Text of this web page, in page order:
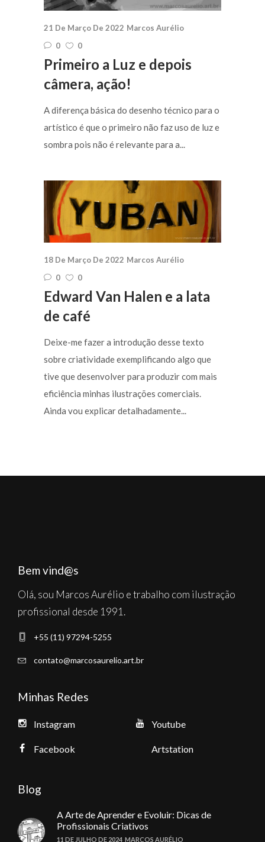
21 De Março De 2022 Marcos Aurélio
0
0
Primeiro a Luz e depois
câmera, ação!
A diferença básica do desenho técnico para o
artístico é que o primeiro não faz uso de luz e
sombra pois não é relevante para a...
18 De Março De 2022 Marcos Aurélio
0
0
Edward Van Halen e a lata
de café
Deixe-me fazer a introdução desse texto
sobre criatividade exemplificando algo que
tive que desenvolver para produzir com mais
eficiência minhas ilustrações comerciais.
Ainda vou explicar detalhadamente...
Bem vind@s
Olá, sou Marcos Aurélio e trabalho com ilustração
profissional desde 1991.
+55 (11) 97294-5255
contato@marcosaurelio.art.br
Minhas Redes
Instagram
Facebook
Youtube
Artstation
Blog
A Arte de Aprender e Evoluir: Dicas de
Profissionais Criativos
11 DE JULHO DE 2024 MARCOS AURÉLIO